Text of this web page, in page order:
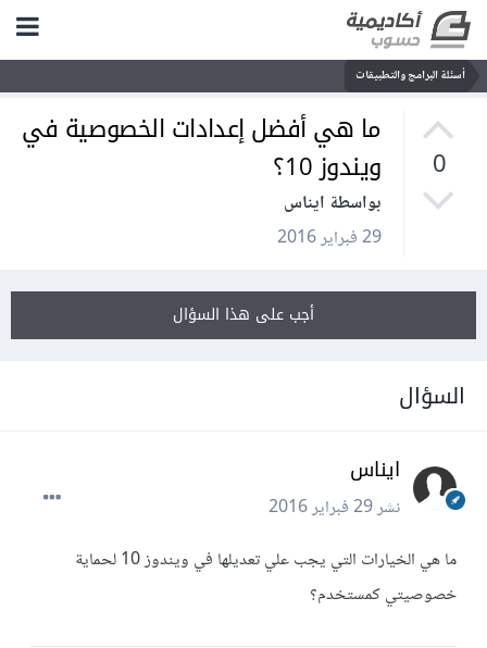
أسئلة البرامج والتطبيقات
0
ما هي أفضل إعدادات الخصوصية في
ويندوز 10؟
بواسطة ايناس
29 فبراير 2016
أجب على هذا السؤال
السؤال
ايناس
نشر29 فبراير 2016
ما هي الخيارات التي يجب علي تعديلها في ويندوز 10 لحماية
خصوصيتي كمستخدم؟